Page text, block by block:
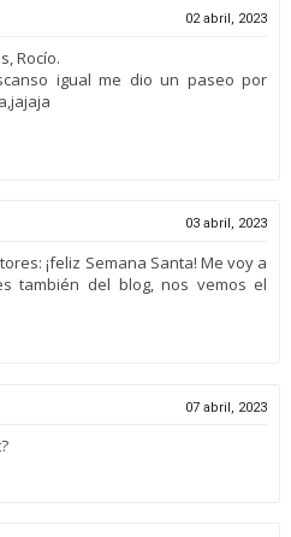
02 abril, 2023
Rocío.
igual me dio un paseo por
03 abril, 2023
¡feliz Semana Santa! Me voy a
también del blog, nos vemos el
07 abril, 2023